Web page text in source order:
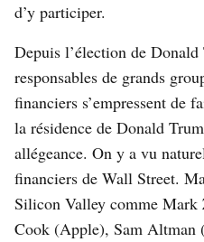
d’y participer.
Depuis l’élection de
responsables de grands
financiers s’empressent de
la résidence de Donald
allégeance. On y a vu
financiers de Wall Street.
Silicon Valley comme
Cook (Apple), Sam Altman